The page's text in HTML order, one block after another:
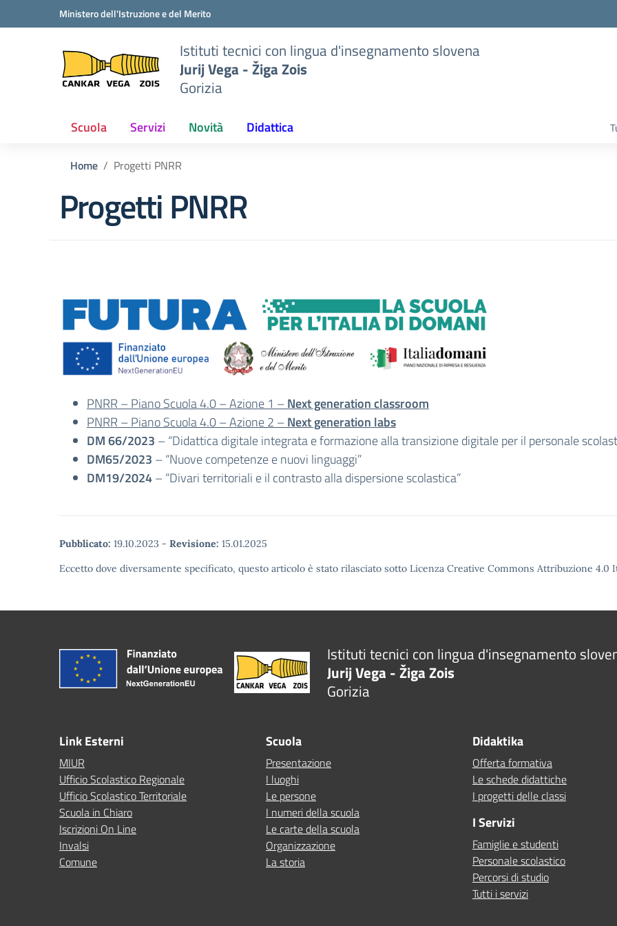
Vai ai contenuti
Vai al menu di navigazioneMinistero dell'Istruzione e del Merito
Istituti tecnici con lingua d'insegnamento slovena
Jurij Vega - Žiga Zois
Gorizia
Scuola Servizi Novità Didattica
Home Progetti PNRR
Progetti PNRR
PNRR – Piano Scuola 4.0 – Azione 1 –Next generation classroom
PNRR – Piano Scuola 4.0 – Azione 2 –Next generation labs
DM 66/2023 – “Didattica digitale integrata e formazione alla transizione digitale per il personale
DM65/2023 – “Nuove competenze e nuovi linguaggi”
DM19/2024– “Divari territoriali e il contrasto alla dispersione scolastica”
Pubblicato: 19.10.2023 - Revisione: 15.01.2025
Eccetto dove diversamente specificato, questo articolo è stato rilasciato sotto Licenza Creative Commons Attribuzione 4.0
Istituti tecnici con lingua d'insegnamento
Jurij Vega - Žiga Zois
Gorizia
Link Esterni
MIUR
Ufficio Scolastico Regionale
Ufficio Scolastico Territoriale
Scuola in Chiaro
Iscrizioni On Line
Invalsi
Comune
Scuola
Presentazione
I luoghi
Le persone
I numeri della scuola
Le carte della scuola
Organizzazione
La storia
Didaktika
Offerta formativa
Le schede didattiche
I progetti delle classi
I Servizi
Famiglie e studenti
Personale scolastico
Percorsi di studio
Tutti i servizi